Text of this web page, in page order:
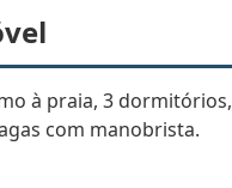
à praia, 3
com manobrista.